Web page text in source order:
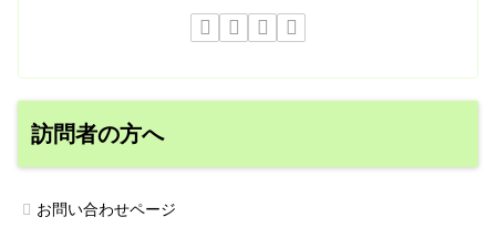
訪問者の方へ
お問い合わせページ